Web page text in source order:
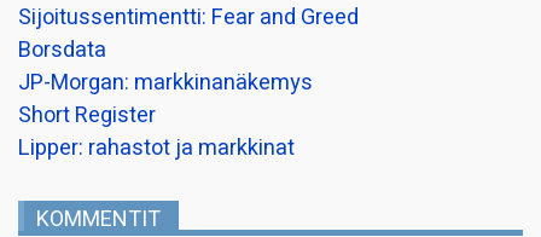
Sijoitussentimentti: Fear and Greed
Borsdata
JP-Morgan: markkinanäkemys
Short Register
Lipper: rahastot ja markkinat
KOMMENTIT